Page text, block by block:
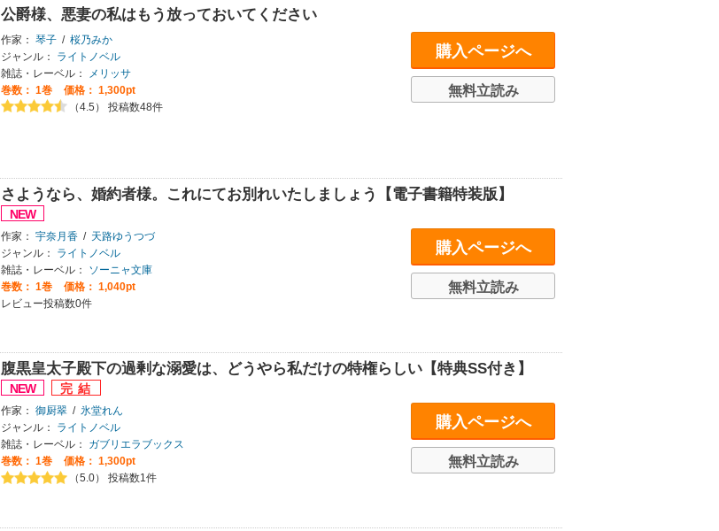
公爵様、悪妻の私はもう放っておいてください
作家： 琴子 / 桜乃みか
ジャンル：
ライトノベル
雑誌・レーベル：
メリッサ
巻数： 1巻
価格： 1,300pt
（4.5） 投稿数48件
購入ページへ
無料立読み
さようなら、婚約者様。これにてお別れいたしましょう【電子書籍特装版】
作家： 宇奈月香 / 天路ゆうつづ
ジャンル：
ライトノベル
雑誌・レーベル：
ソーニャ文庫
巻数： 1巻
価格： 1,040pt
レビュー投稿数0件
購入ページへ
無料立読み
腹黒皇太子殿下の過剰な溺愛は、どうやら私だけの特権らしい【特典SS付き】
作家： 御厨翠 / 氷堂れん
ジャンル：
ライトノベル
雑誌・レーベル：
ガブリエラブックス
巻数： 1巻
価格： 1,300pt
（5.0） 投稿数1件
購入ページへ
無料立読み